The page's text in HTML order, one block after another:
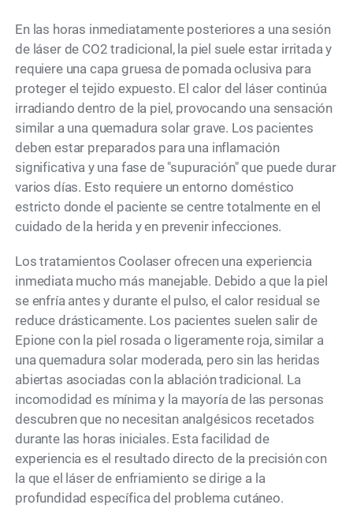
En las horas inmediatamente posteriores a una sesión
de láser de CO2 tradicional, la piel suele estar irritada y
requiere una capa gruesa de pomada oclusiva para
proteger el tejido expuesto. El calor del láser continúa
irradiando dentro de la piel, provocando una sensación
similar a una quemadura solar grave. Los pacientes
deben estar preparados para una inflamación
significativa y una fase de "supuración" que puede durar
varios días. Esto requiere un entorno doméstico
estricto donde el paciente se centre totalmente en el
cuidado de la herida y en prevenir infecciones.
Los tratamientos Coolaser ofrecen una experiencia
inmediata mucho más manejable. Debido a que la piel
se enfría antes y durante el pulso, el calor residual se
reduce drásticamente. Los pacientes suelen salir de
Epione con la piel rosada o ligeramente roja, similar a
una quemadura solar moderada, pero sin las heridas
abiertas asociadas con la ablación tradicional. La
incomodidad es mínima y la mayoría de las personas
descubren que no necesitan analgésicos recetados
durante las horas iniciales. Esta facilidad de
experiencia es el resultado directo de la precisión con
la que el láser de enfriamiento se dirige a la
profundidad específica del problema cutáneo.